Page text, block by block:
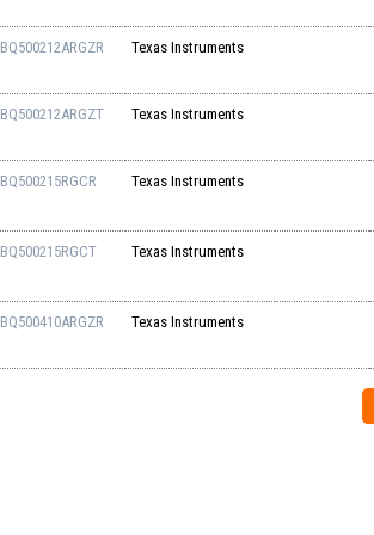
BQ500212ARGZR Texas Instruments
BQ500212ARGZT Texas Instruments
BQ500215RGCR Texas Instruments
BQ500215RGCT Texas Instruments
BQ500410ARGZR Texas Instruments